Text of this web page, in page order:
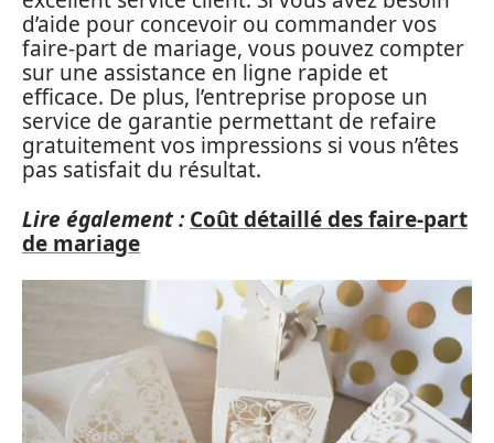
d’aide pour concevoir ou commander vos
faire-part de mariage, vous pouvez compter
sur une assistance en ligne rapide et
efficace. De plus, l’entreprise propose un
service de garantie permettant de refaire
gratuitement vos impressions si vous n’êtes
pas satisfait du résultat.
Lire également : Coût détaillé des faire-part
de mariage